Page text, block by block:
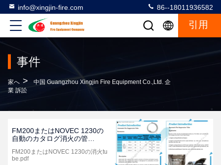
info@xingjin-fire.com 86--18011936582
引用
事件
家へ >
中国 Guangzhou Xingjin Fire Equipment Co.,Ltd. 企
業 訴訟
FM200またはNOVEC 1230の
自動のカタログ消火の管
FM200またはNOVEC 1230の消火tu
be.pdf